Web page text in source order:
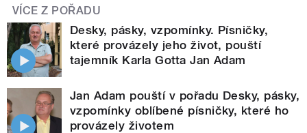
VÍCE Z POŘADU
Desky, pásky, vzpomínky. Písničky,
které provázely jeho život, pouští
tajemník Karla Gotta Jan Adam
Jan Adam pouští v pořadu Desky, pásky,
vzpomínky oblíbené písničky, které ho
provázely životem